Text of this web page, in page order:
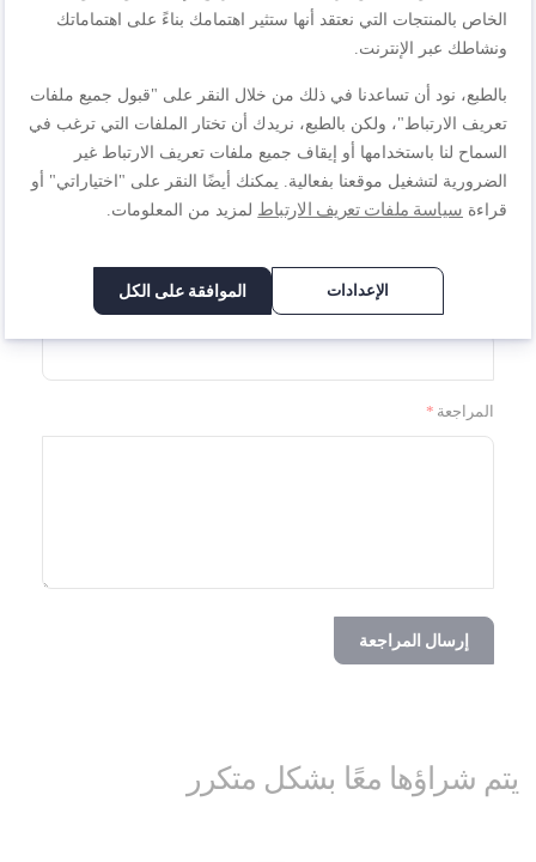
نجمة
نجوم
نجوم
نجوم
نجوم
السعر
نجمة
نجوم
نجوم
نجوم
نجوم
تصنيف
نجمة
نجوم
نجوم
نجوم
نجوم
الاسم المستعار
المراجعة
إرسال المراجعة
يتم شراؤها معًا بشكل متكرر
الخاص بالمنتجات التي نعتقد أنها ستثير اهتمامك بناءً على اهتماماتك
ونشاطك عبر الإنترنت.
بالطبع، نود أن تساعدنا في ذلك من خلال النقر على "قبول جميع ملفات
تعريف الارتباط"، ولكن بالطبع، نريدك أن تختار الملفات التي ترغب في
السماح لنا باستخدامها أو إيقاف جميع ملفات تعريف الارتباط غير
الضرورية لتشغيل موقعنا بفعالية. يمكنك أيضًا النقر على "اختياراتي" أو
قراءة سياسة ملفات تعريف الارتباط لمزيد من المعلومات.
الإعدادات الموافقة على الكل